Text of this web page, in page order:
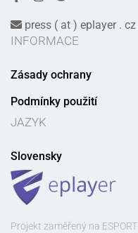
press ( at ) eplayer . cz
INFORMACE
Zásady ochrany
Podmínky použití
JAZYK
Slovensky
Projekt zaměřený na ESPORT